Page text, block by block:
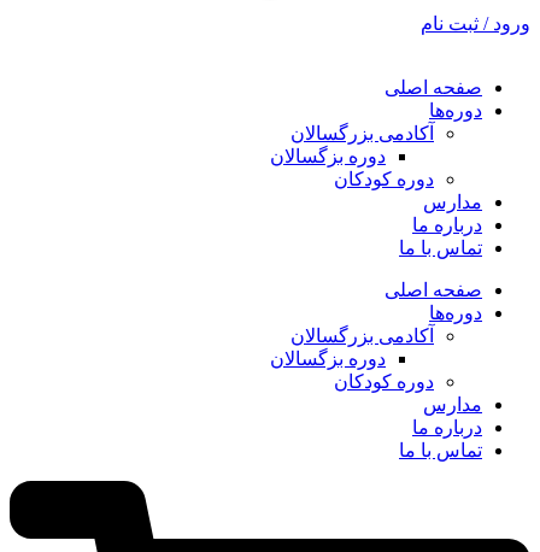
ورود / ثبت نام
صفحه اصلی
دوره‌ها
آکادمی بزرگسالان
دوره بزگسالان
دوره کودکان
مدارس
درباره ما
تماس با ما
صفحه اصلی
دوره‌ها
آکادمی بزرگسالان
دوره بزگسالان
دوره کودکان
مدارس
درباره ما
تماس با ما